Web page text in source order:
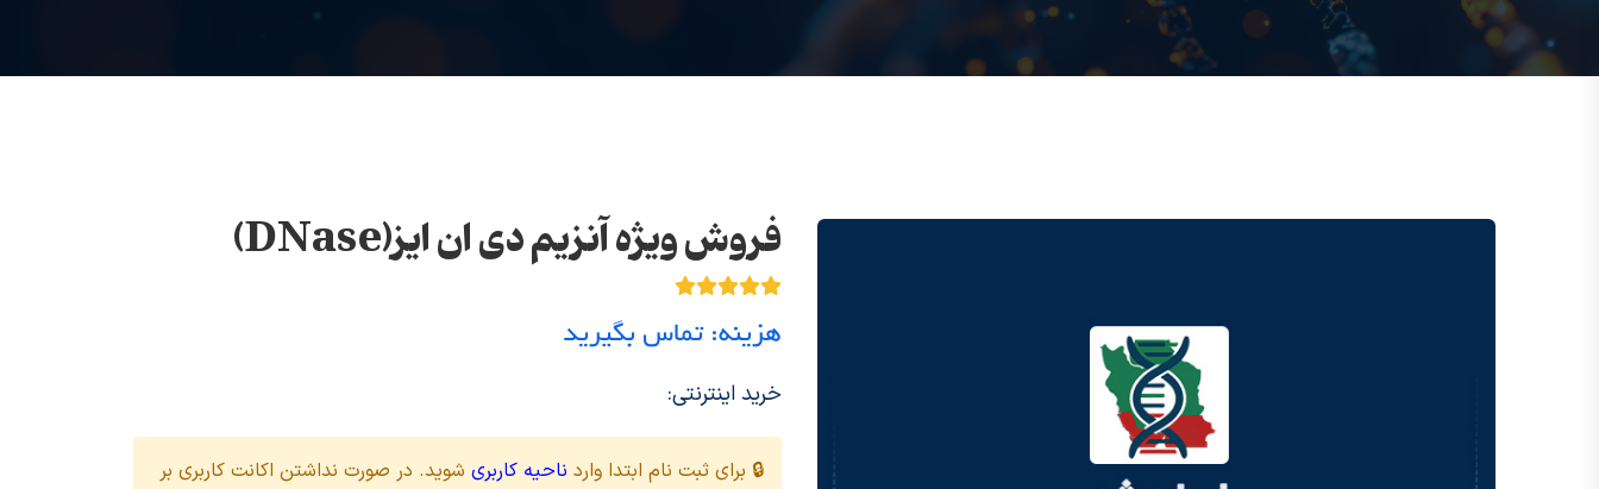
فروش ویژه آنزیم دی ان ایز(DNase)
هزینه: تماس بگیرید
خرید اینترنتی:
🔒 برای ثبت نام ابتدا وارد ناحیه کاربری شوید. در صورت نداشتن اکانت کاربری بر